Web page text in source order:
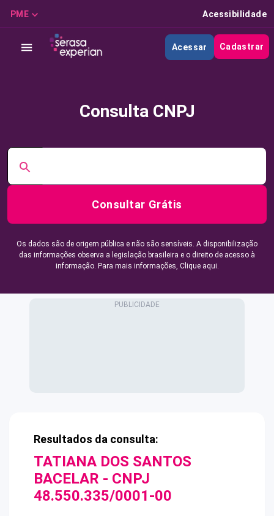
PME Acessibilidade
Acessar Cadastrar
Consulta CNPJ
Consultar Grátis
Os dados são de origem pública e não são sensíveis. A disponibilização
das informações observa a legislação brasileira e o direito de acesso à
informação. Para mais informações, Clique aqui.
Resultados da consulta:
TATIANA DOS SANTOS
BACELAR - CNPJ
48.550.335/0001-00